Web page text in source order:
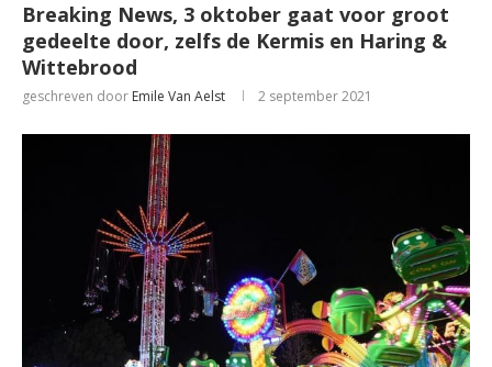
Breaking News, 3 oktober gaat voor groot
gedeelte door, zelfs de Kermis en Haring &
Wittebrood
geschreven door Emile Van Aelst 2 september 2021